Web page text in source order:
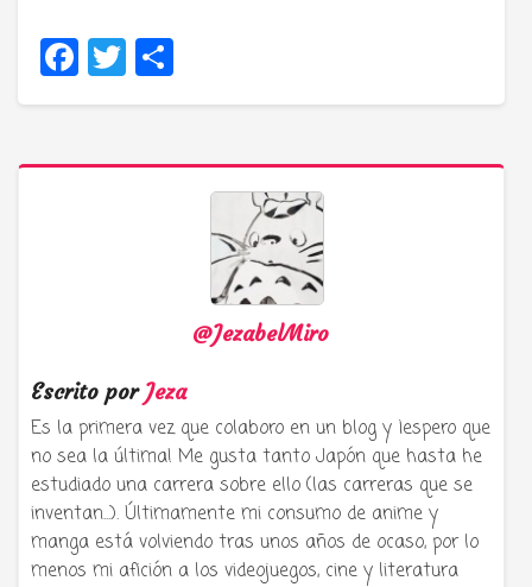
Facebook
Twitter
@JezabelMiro
Escrito por Jeza
Es la primera vez que colaboro en un blog y ¡espero que
no sea la última! Me gusta tanto Japón que hasta he
estudiado una carrera sobre ello (las carreras que se
inventan...). Últimamente mi consumo de anime y
manga está volviendo tras unos años de ocaso, por lo
menos mi afición a los videojuegos, cine y literatura